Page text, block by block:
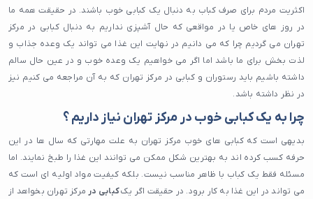
پیتزا
صبحانه
صبحانه سلف سرویس
کافه صبحانه
رستوران صبحانه
ایونت مافیا
کافه بازی
کافه گیم
اکثریت مردم برای صرف کباب به دنبال یک کبابی خوب باشند. در حقیقت همه ما
در روز های خاص یا در مواقعی که حال آشپزی نداریم به دنبال کبابی در مرکز
تهران می گردیم چرا که می دانیم در نهایت این غذا می تواند یک وعده جذاب و
لذت بخش برای ما باشد اما اگر می خواهیم یک وعده خوب و در عین حال سالم
داشته باشیم باید رستوران و کبابی در مرکز تهران که به آن مراجعه می کنیم نیز
در نظر داشته باشد.
چرا به یک کبابی خوب در مرکز تهران نیاز داریم ؟
بدیهی است که کبابی های خوب مرکز تهران به علت مهارتی که سال ها در این
حرفه کسب کرده اند به بهترین شکل ممکن می توانند این غذا را طبخ نمایند. اما
مسئله فقط یک کباب با ظاهر مناسب نیست. بلکه کیفیت مواد اولیه ای است که
می تواند در این غذا به کار برود. در حقیقت اگر یککبابی در مرکز تهران بخواهد از